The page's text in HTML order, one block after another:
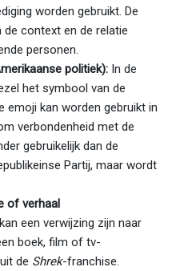
worden gebruikt. De
context en de relatie
personen.
politiek): In de
het symbool van de
emoji kan worden gebruikt in
verbondenheid met de
gebruikelijk dan de
Partij, maar wordt
of verhaal
een verwijzing zijn naar
boek, film of tv-
de Shrek-franchise.